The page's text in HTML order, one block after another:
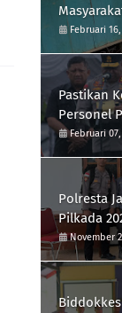
Yonif 111/
Februari
Pastikan
Personel
Pasukan
Februari 07,
Polresta
Pilkada
November